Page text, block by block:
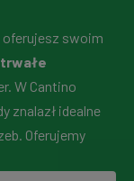
oferujesz swoim
W Cantino
znalazł idealne
Oferujemy